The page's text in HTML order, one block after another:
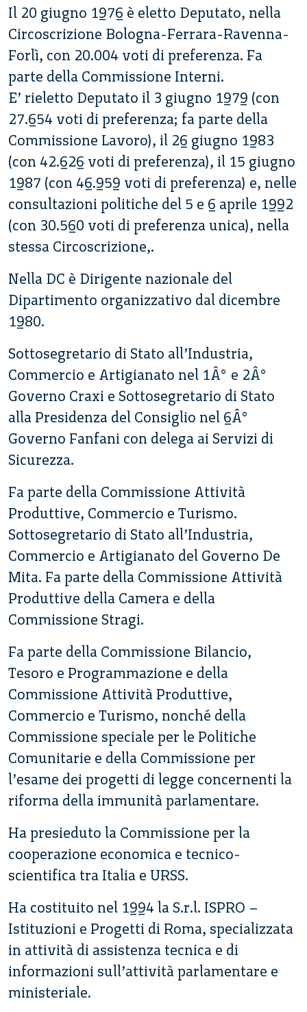
Il 20 giugno 1976 è eletto Deputato, nella
Circoscrizione Bologna-Ferrara-Ravenna-
Forlì, con 20.004 voti di preferenza. Fa
parte della Commissione Interni.
E’ rieletto Deputato il 3 giugno 1979 (con
27.654 voti di preferenza; fa parte della
Commissione Lavoro), il 26 giugno 1983
(con 42.626 voti di preferenza), il 15 giugno
1987 (con 46.959 voti di preferenza) e, nelle
consultazioni politiche del 5 e 6 aprile 1992
(con 30.560 voti di preferenza unica), nella
stessa Circoscrizione,.
Nella DC è Dirigente nazionale del
Dipartimento organizzativo dal dicembre
1980.
Sottosegretario di Stato all’Industria,
Commercio e Artigianato nel 1Â° e 2Â°
Governo Craxi e Sottosegretario di Stato
alla Presidenza del Consiglio nel 6Â°
Governo Fanfani con delega ai Servizi di
Sicurezza.
Fa parte della Commissione Attività
Produttive, Commercio e Turismo.
Sottosegretario di Stato all’Industria,
Commercio e Artigianato del Governo De
Mita. Fa parte della Commissione Attività
Produttive della Camera e della
Commissione Stragi.
Fa parte della Commissione Bilancio,
Tesoro e Programmazione e della
Commissione Attività Produttive,
Commercio e Turismo, nonché della
Commissione speciale per le Politiche
Comunitarie e della Commissione per
l’esame dei progetti di legge concernenti la
riforma della immunità parlamentare.
Ha presieduto la Commissione per la
cooperazione economica e tecnico-
scientifica tra Italia e URSS.
Ha costituito nel 1994 la S.r.l. ISPRO –
Istituzioni e Progetti di Roma, specializzata
in attività di assistenza tecnica e di
informazioni sull’attività parlamentare e
ministeriale.